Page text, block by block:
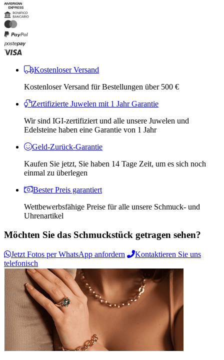
Kostenloser Versand
Kostenloser Versand für Bestellungen über 500 €
Zertifizierte Juwelen mit 1 Jahr Garantie
Wir sind IGI-zertifiziert und alle unsere Juwelen und
Edelsteine ​​haben eine Garantie von 1 Jahr
Geld-Zurück-Garantie
Kaufen Sie jetzt, Sie haben 14 Tage Zeit, um es sich noch
einmal zu überlegen
Bester Preis garantiert
Wettbewerbsfähige Preise für alle unsere Schmuck- und
Uhrenartikel
Möchten Sie das Schmuckstück getragen sehen?
Jetzt Fotos per WhatsApp anfordern
Kontaktieren Sie uns
telefonisch